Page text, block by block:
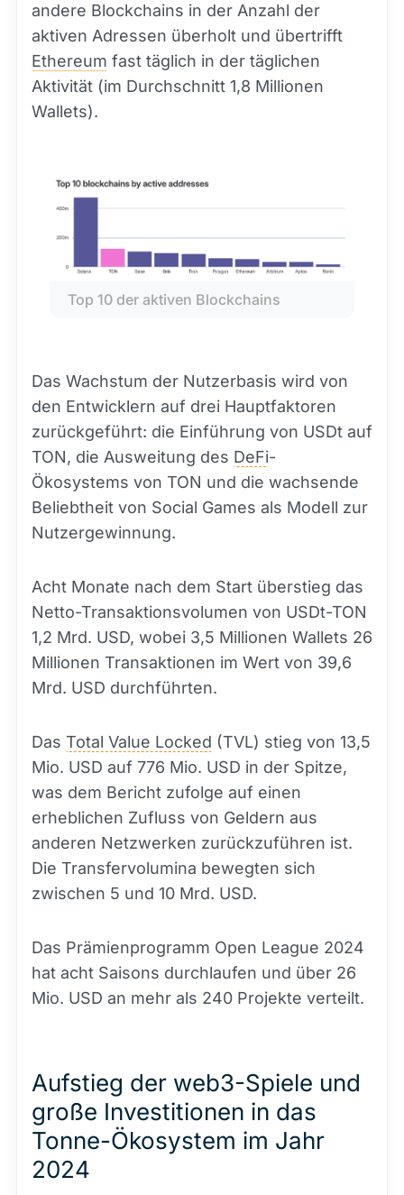
andere Blockchains in der Anzahl der
aktiven Adressen überholt und übertrifft
Ethereum fast täglich in der täglichen
Aktivität (im Durchschnitt 1,8 Millionen
Wallets).
Top 10 der aktiven Blockchains
Das Wachstum der Nutzerbasis wird von
den Entwicklern auf drei Hauptfaktoren
zurückgeführt: die Einführung von USDt auf
TON, die Ausweitung des DeFi-
Ökosystems von TON und die wachsende
Beliebtheit von Social Games als Modell zur
Nutzergewinnung.
Acht Monate nach dem Start überstieg das
Netto-Transaktionsvolumen von USDt-TON
1,2 Mrd. USD, wobei 3,5 Millionen Wallets 26
Millionen Transaktionen im Wert von 39,6
Mrd. USD durchführten.
Das Total Value Locked (TVL) stieg von 13,5
Mio. USD auf 776 Mio. USD in der Spitze,
was dem Bericht zufolge auf einen
erheblichen Zufluss von Geldern aus
anderen Netzwerken zurückzuführen ist.
Die Transfervolumina bewegten sich
zwischen 5 und 10 Mrd. USD.
Das Prämienprogramm Open League 2024
hat acht Saisons durchlaufen und über 26
Mio. USD an mehr als 240 Projekte verteilt.
Aufstieg der web3-Spiele und
große Investitionen in das
Tonne-Ökosystem im Jahr
2024